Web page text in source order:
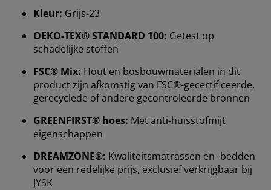
Kleur: Grijs-23
OEKO-TEX® STANDARD 100: Getest op
schadelijke stoffen
FSC® Mix: Hout en bosbouwmaterialen in dit
product zijn afkomstig van FSC®-gecertificeerde,
gerecyclede of andere gecontroleerde bronnen
GREENFIRST® hoes: Met anti-huisstofmijt
eigenschappen
DREAMZONE®: Kwaliteitsmatrassen en -bedden
voor een redelijke prijs, exclusief verkrijgbaar bij
JYSK
Wij personaliseren jouw ervaring
Bij JYSK gebruiken we cookies en mobiele
identificatoren om je een goede ervaring te bieden
tijdens het bezoeken van onze website. Cookies
verzamelen informatie over jou om functionaliteit,
statistieken en relevante marketing te waarborgen.
Wanneer je marketingcookies accepteert, delen we je